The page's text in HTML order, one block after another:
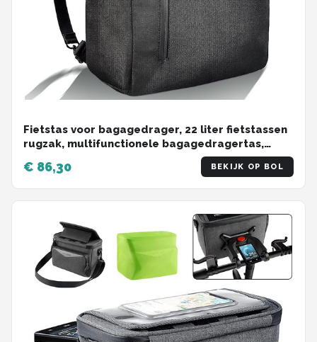
Fietstas voor bagagedrager, 22 liter fietstassen
rugzak, multifunctionele bagagedragertas,
waterdicht en reflecterend (puur zwart)
€ 86,30 BEKIJK OP BOL